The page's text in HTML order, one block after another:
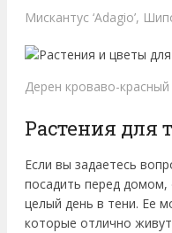
Мискантус ‘Adagio’,
Дерен кроваво-
Растения для
Если вы задаетесь
посадить перед домом,
целый день в тени. Ее
которые отлично